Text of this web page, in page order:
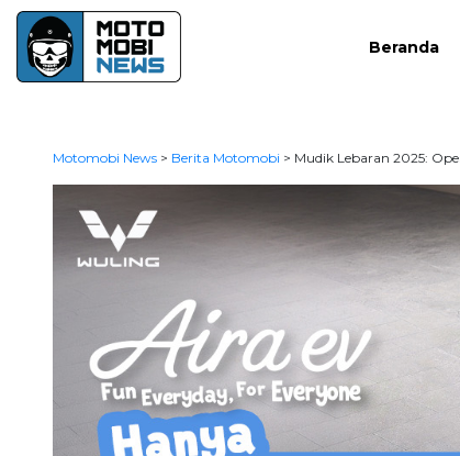
Beranda
Motomobi News> Berita Motomobi > Mudik Lebaran 2025: